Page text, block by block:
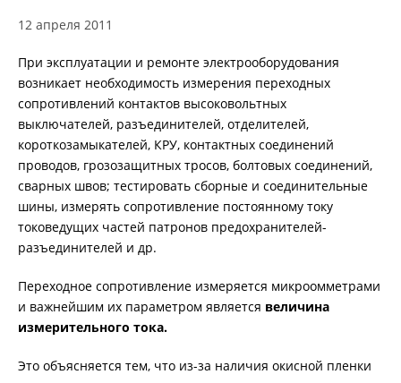
БЕЗИНДУКТИВНЫХ ОБЪЕКТАХ
ИЗМЕРЕНИЕ СОПРОТИВЛЕНИЯ В ИНДУКТИВНЫХ
ОБЪЕКТАХ
РАЗМАГНИЧИВАНИЕ ТРАНСФОРМАТОРОВ
ИСПЫТАНИЯ НА НАГРЕВ (ТЕСТ ОХЛАЖДЕНИЯ)
ТРАНСФОРМАТОРОВ
12 апреля 2011
При эксплуатации и ремонте электрооборудования
возникает необходимость измерения переходных
сопротивлений контактов высоковольтных
выключателей, разъединителей, отделителей,
короткозамыкателей, КРУ, контактных соединений
проводов, грозозащитных тросов, болтовых соединений,
сварных швов; тестировать сборные и соединительные
шины, измерять сопротивление постоянному току
токоведущих частей патронов предохранителей-
разъединителей и др.
Переходное сопротивление измеряется микроомметрами
и важнейшим их параметром является величина
измерительного тока.
Это объясняется тем, что из-за наличия окисной пленки